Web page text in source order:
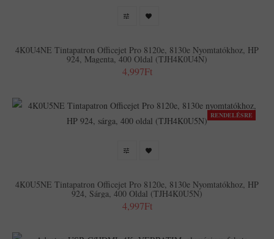
4K0U4NE Tintapatron Officejet Pro 8120e, 8130e Nyomtatókhoz, HP
924, Magenta, 400 Oldal (TJH4K0U4N)
4,997Ft
RENDELÉSRE
4K0U5NE Tintapatron Officejet Pro 8120e, 8130e Nyomtatókhoz, HP
924, Sárga, 400 Oldal (TJH4K0U5N)
4,997Ft